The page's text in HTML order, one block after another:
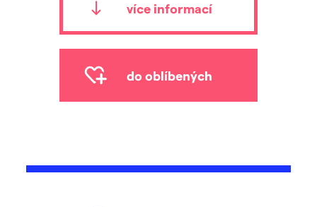
více informací
do oblíbených